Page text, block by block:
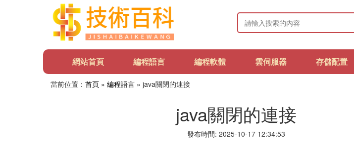
網站首頁 編程語言 編程軟體 雲伺服器 存儲配置
當前位置： 首頁 » 編程語言 » java關閉的連接
java關閉的連接
發布時間: 2025-10-17 12:34:53